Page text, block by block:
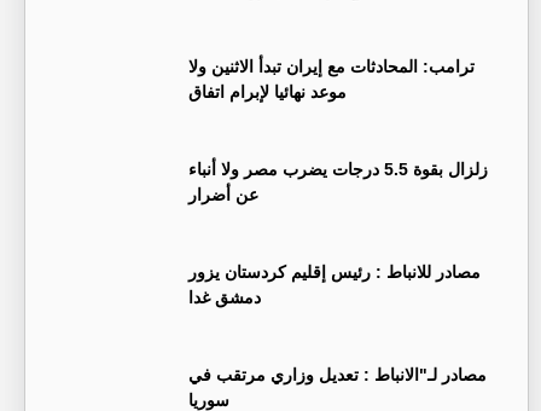
ترامب: المحادثات مع إيران تبدأ الاثنين ولا
موعد نهائيا لإبرام اتفاق
زلزال بقوة 5.5 درجات يضرب مصر ولا أنباء
عن أضرار
‏مصادر للانباط : رئيس إقليم كردستان يزور
دمشق غدا
‏مصادر لـ"الانباط : تعديل وزاري مرتقب في
سوريا